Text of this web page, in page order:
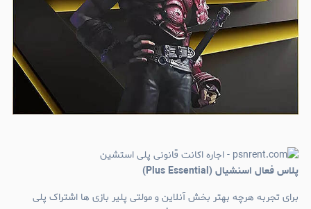
پلاس فعال اسنشیال (Plus Essential)
برای تجربه هرچه بهتر بخش آنلاین و مولتی پلیر بازی ها اشتراک پلی